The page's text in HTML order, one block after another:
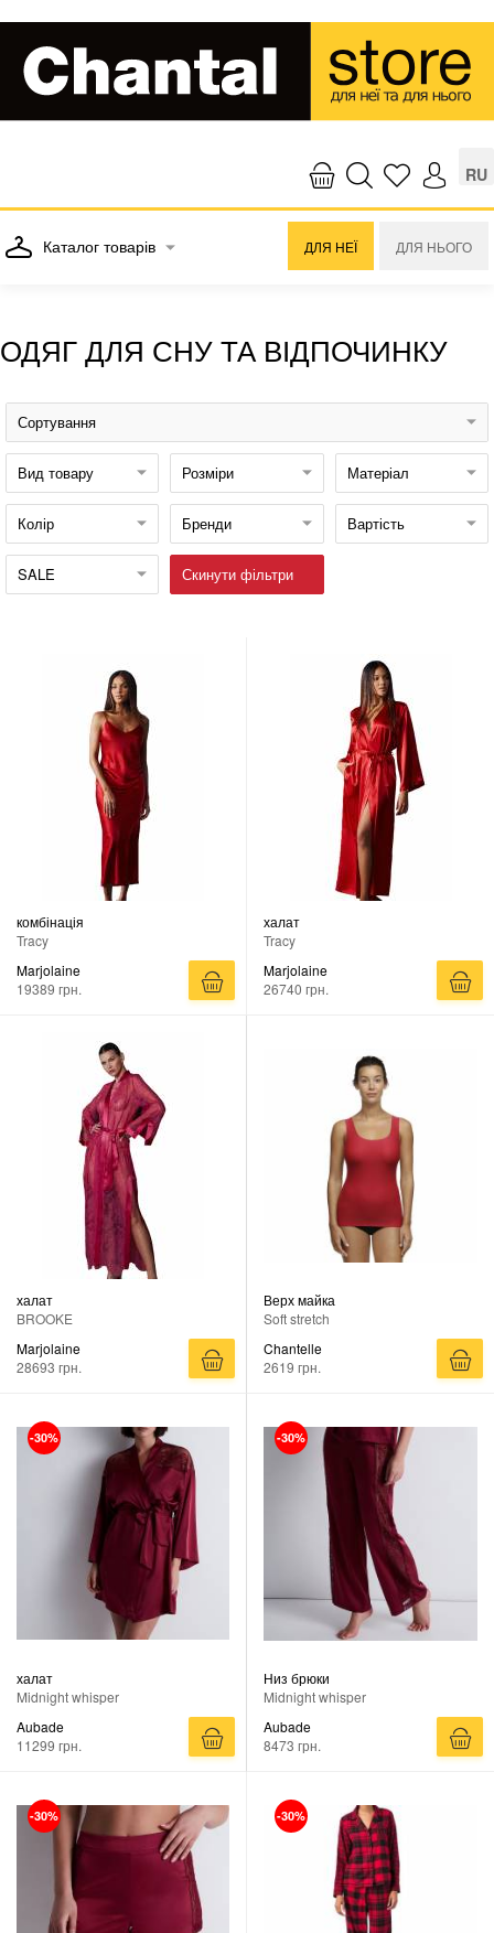
RU
Каталог товарів ДЛЯ НЕЇ ДЛЯ НЬОГО
ОДЯГ ДЛЯ СНУ ТА ВІДПОЧИНКУ
Сортування
Вид товару Розміри Матеріал
Колір Бренди Вартість
SALE Скинути фільтри
комбінація
Tracy
Marjolaine
19389 грн.
халат
Tracy
Marjolaine
26740 грн.
халат
BROOKE
Marjolaine
28693 грн.
Верх майка
Soft stretch
Chantelle
2619 грн.
-30%
халат
Midnight whisper
Aubade
11299 грн.
-30%
Низ брюки
Midnight whisper
Aubade
8473 грн.
-30% -30%